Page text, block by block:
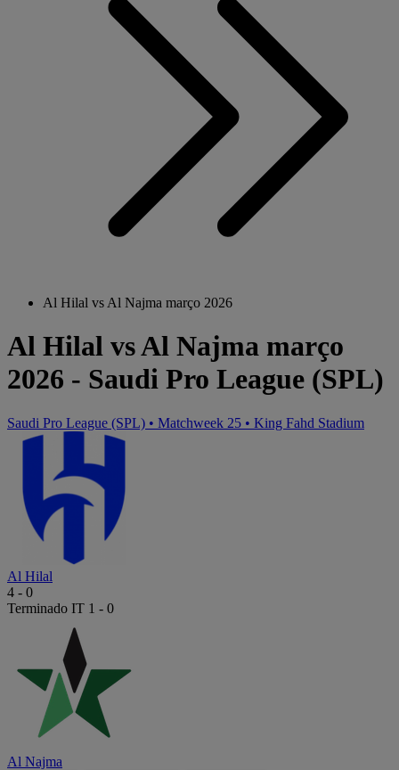
Al Hilal vs Al Najma março 2026
Al Hilal vs Al Najma março
2026 - Saudi Pro League (SPL)
Saudi Pro League (SPL) • Matchweek 25 • King Fahd Stadium
Al Hilal
4 - 0
Terminado IT 1 - 0
Al Najma